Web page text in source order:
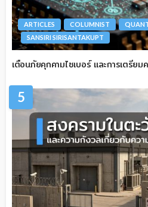
ARTICLES COLUMNIST
SANSIRI SIRISANTAKUPT
เตือนภัยคุกคามไซเบอร์ และการเตรีย
5